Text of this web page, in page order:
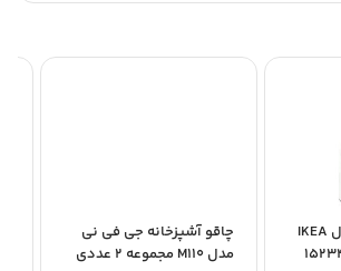
فلفل ساب ایکیا مدل IKEA
چاقو آشپزخانه جی فی نی
مدل M110 مجموعه 2 عددی